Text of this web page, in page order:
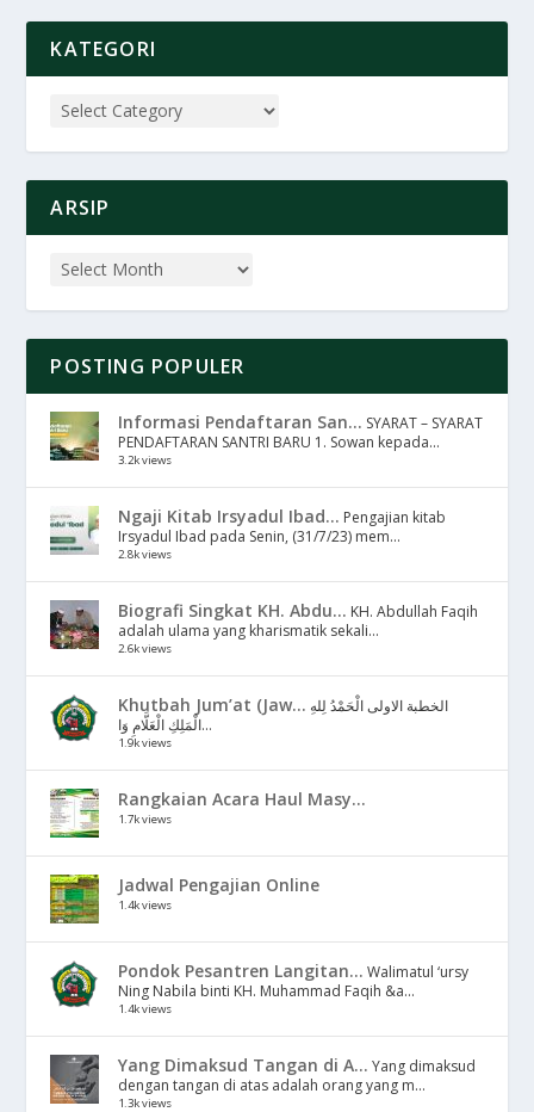
KATEGORI
ARSIP
POSTING POPULER
Informasi Pendaftaran San... SYARAT – SYARAT
PENDAFTARAN SANTRI BARU 1. Sowan kepada...
3.2k views
Ngaji Kitab Irsyadul Ibad... Pengajian kitab
Irsyadul Ibad pada Senin, (31/7/23) mem...
2.8k views
Biografi Singkat KH. Abdu... KH. Abdullah Faqih
adalah ulama yang kharismatik sekali...
2.6k views
Khutbah Jum’at (Jaw... الخطبة الاولى الْحَمْدُ لِلهِ
الْمَلِكِ الْعَلَّامِ وَا...
1.9k views
Rangkaian Acara Haul Masy...
1.7k views
Jadwal Pengajian Online
1.4k views
Pondok Pesantren Langitan... Walimatul ‘ursy
Ning Nabila binti KH. Muhammad Faqih &a...
1.4k views
Yang Dimaksud Tangan di A... Yang dimaksud
dengan tangan di atas adalah orang yang m...
1.3k views